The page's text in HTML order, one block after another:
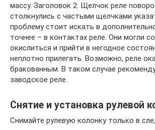
массу. Заголовок 2: Щелчок реле
столкнулись с частыми щелчками
проблему стоит искать в
точнее – в контактах реле. Они могли
окислиться и прийти в негодное
неплотно прилегать. Возможно, реле
бракованным. В таком случае
заводское реле.
Снятие и установка рулевой
Снимайте рулевую колонку только в